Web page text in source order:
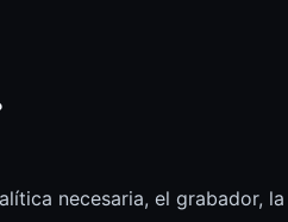
necesaria, el grabador,